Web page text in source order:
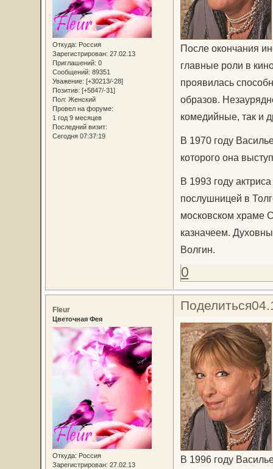
Откуда: Россия
Зарегистрирован: 27.02.13
Приглашений: 0
Сообщений: 89351
Уважение: [+30213/-28]
Позитив: [+5847/-31]
Пол: Женский
Провел на форуме:
1 год 9 месяцев
Последний визит:
Сегодня 07:37:19
После окончания
главные роли в
проявилась
образов.
комедийные, так и
В 1970 году
которого она
В 1993 году
послушницей в
московском храме
казначеем.
Волгин.
0
Поделиться
Fleur
Цветочная Фея
Откуда: Россия
Зарегистрирован: 27.02.13
В 1996 году